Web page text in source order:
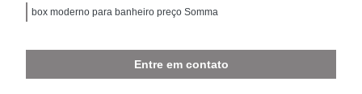
box moderno para banheiro preço Somma
Entre em contato